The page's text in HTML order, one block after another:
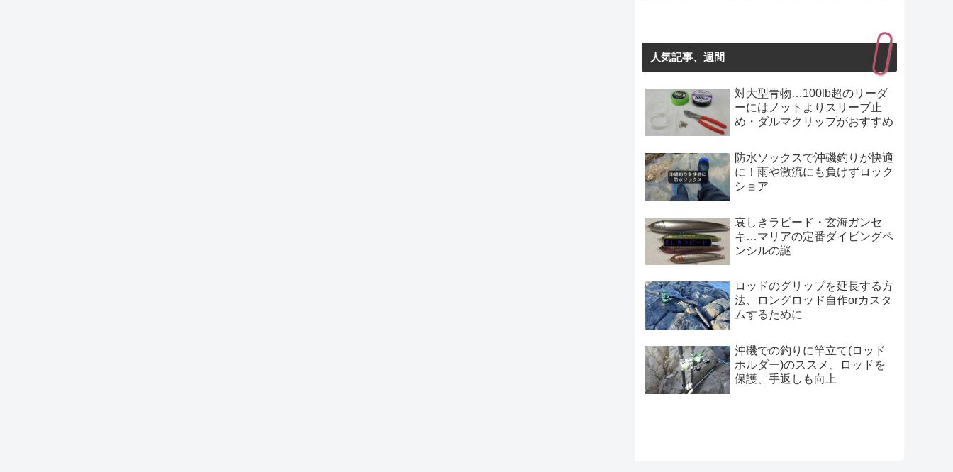
人気記事、週間
対大型青物…100lb超のリーダ
ーにはノットよりスリーブ止
め・ダルマクリップがおすすめ
防水ソックスで沖磯釣りが快適
に！雨や激流にも負けずロック
ショア
哀しきラピード・玄海ガンセ
キ…マリアの定番ダイビングペ
ンシルの謎
ロッドのグリップを延長する方
法、ロングロッド自作orカスタ
ムするために
沖磯での釣りに竿立て(ロッド
ホルダー)のススメ、ロッドを
保護、手返しも向上